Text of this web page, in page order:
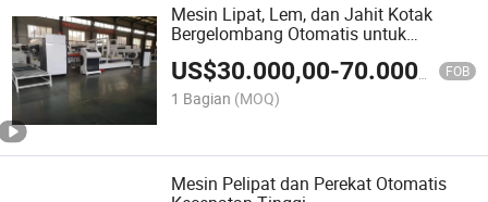
Mesin Lipat, Lem, dan Jahit Kotak
Bergelombang Otomatis untuk
Membuat Kotak Karton
US$30.000,00-70.000,00 FOB
1 Bagian (MOQ)
Mesin Pelipat dan Perekat Otomatis